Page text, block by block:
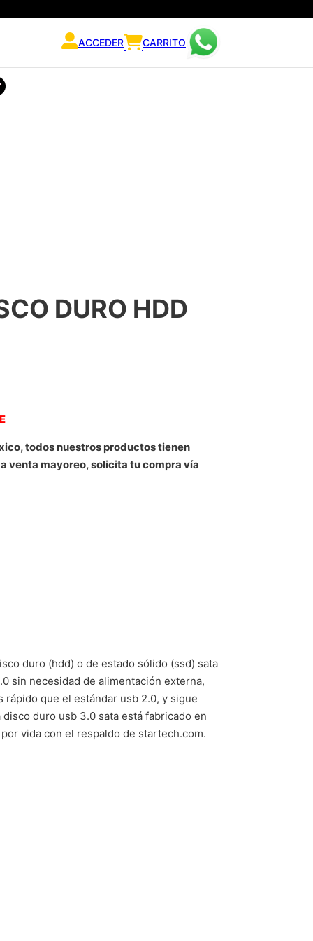
ACCEDER CARRITO
DURO HDD
todos nuestros productos tienen
venta mayoreo, solicita tu compra vía
duro (hdd) o de estado sólido (ssd) sata
sin necesidad de alimentación externa,
que el estándar usb 2.0, y sigue
duro usb 3.0 sata está fabricado en
vida con el respaldo de startech.com.